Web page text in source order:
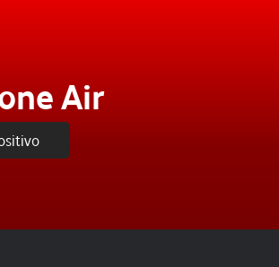
Air